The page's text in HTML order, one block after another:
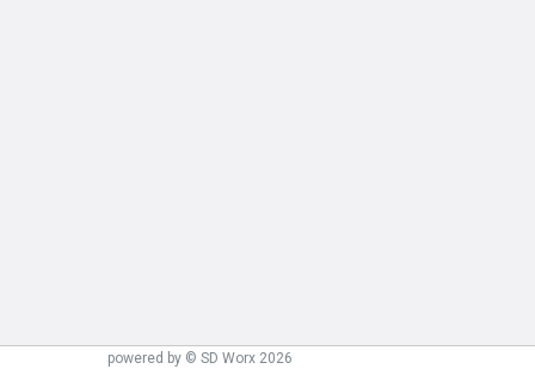
powered by © SD Worx 2026